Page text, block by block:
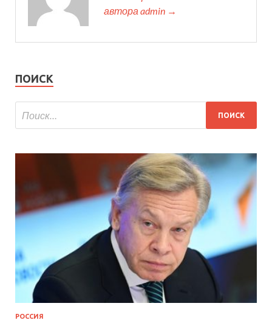
автора admin →
ПОИСК
РОССИЯ